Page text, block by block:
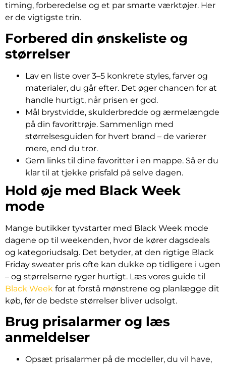
timing, forberedelse og et par smarte værktøjer. Her
er de vigtigste trin.
Forbered din ønskeliste og
størrelser
Lav en liste over 3–5 konkrete styles, farver og
materialer, du går efter. Det øger chancen for at
handle hurtigt, når prisen er god.
Mål brystvidde, skulderbredde og ærmelængde
på din favorittrøje. Sammenlign med
størrelsesguiden for hvert brand – de varierer
mere, end du tror.
Gem links til dine favoritter i en mappe. Så er du
klar til at tjekke prisfald på selve dagen.
Hold øje med Black Week
mode
Mange butikker tyvstarter med Black Week mode
dagene op til weekenden, hvor de kører dagsdeals
og kategoriudsalg. Det betyder, at den rigtige Black
Friday sweater pris ofte kan dukke op tidligere i ugen
– og størrelserne ryger hurtigt. Læs vores guide til
Black Week for at forstå mønstrene og planlægge dit
køb, før de bedste størrelser bliver udsolgt.
Brug prisalarmer og læs
anmeldelser
Opsæt prisalarmer på de modeller, du vil have,